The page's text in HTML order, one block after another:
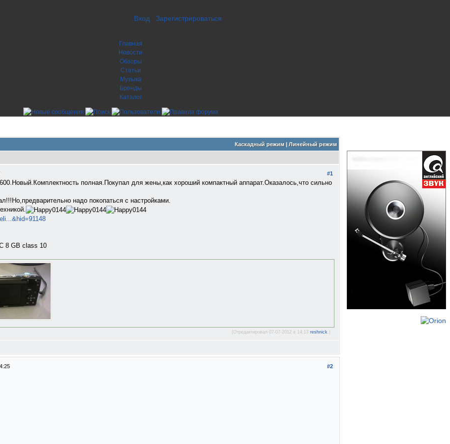
Вход Зарегистрироваться
Главная
Новости
Обзоры
Статьи
Музыка
Бренды
Каталог
Каскадный режим| Линейный режим
#1
полная.Покупал для жены,как хороший компактный аппарат.Оказалось,что сильно
надо покопаться с настройками.
8 GB class 10
(Отредактировал 07-07-2012 в 14:13 reshnick.)
#2